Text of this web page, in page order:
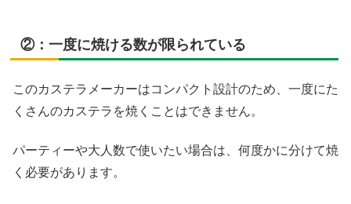
②：一度に焼ける数が限られている
このカステラメーカーはコンパクト設計のため、一度にた
くさんのカステラを焼くことはできません。
パーティーや大人数で使いたい場合は、何度かに分けて焼
く必要があります。